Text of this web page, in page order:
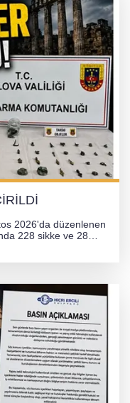
2026'da düzenlenen
228 sikke ve 28